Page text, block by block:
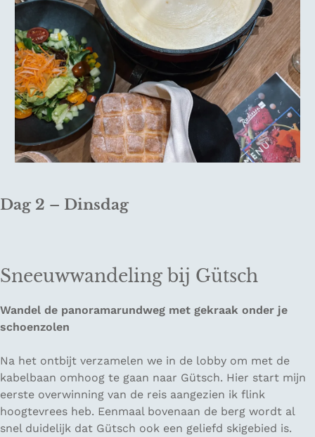
Dag 2 – Dinsdag
Sneeuwwandeling bij Gütsch
Wandel de panoramarundweg met gekraak onder je
schoenzolen
Na het ontbijt verzamelen we in de lobby om met de
kabelbaan omhoog te gaan naar Gütsch. Hier start mijn
eerste overwinning van de reis aangezien ik flink
hoogtevrees heb. Eenmaal bovenaan de berg wordt al
snel duidelijk dat Gütsch ook een geliefd skigebied is.